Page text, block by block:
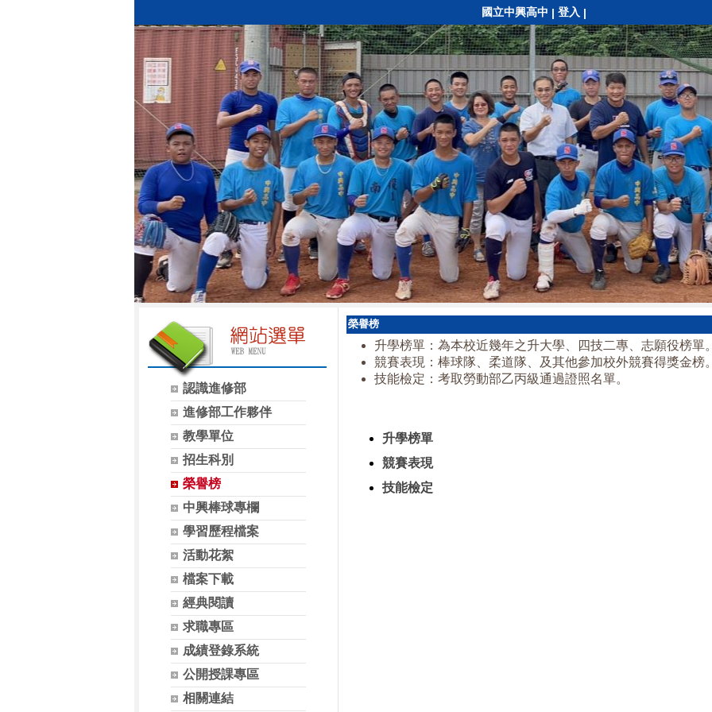
國立中興高中 | 登入 |
認識進修部
進修部工作夥伴
教學單位
招生科別
榮譽榜
中興棒球專欄
學習歷程檔案
活動花絮
檔案下載
經典閱讀
求職專區
成績登錄系統
公開授課專區
相關連結
榮譽榜
升學榜單：為本校近幾年之升大學、四技二專、志願役榜單
競賽表現：棒球隊、柔道隊、及其他參加校外競賽得獎金榜
技能檢定：考取勞動部乙丙級通過證照名單。
升學榜單
競賽表現
技能檢定